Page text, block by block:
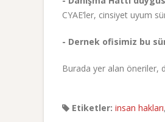
CYAE’ler, cinsiyet uyum
- Dernek ofisimiz bu
Burada yer alan öneriler,
Etiketler: insan hakları,